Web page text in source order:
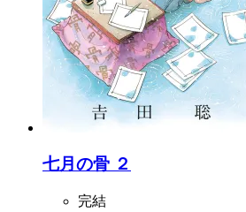
七月の骨 ２
完結